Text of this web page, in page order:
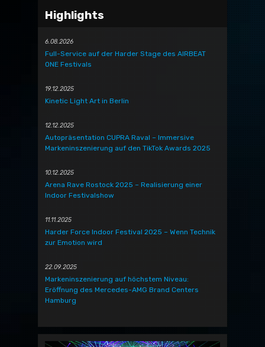
Highlights
6.08.2026
Full-Service auf der Harder Stage des AIRBEAT
ONE Festivals
19.12.2025
Kinetic Light Art in Berlin
12.12.2025
Autopräsentation CUPRA Raval – Immersive
Markeninszenierung auf den TikTok Awards 2025
10.12.2025
Arena Rave Rostock 2025 – Realisierung einer
Indoor Festivalshow
11.11.2025
Harder Force Indoor Festival 2025 – Wenn Technik
zur Emotion wird
22.09.2025
Markeninszenierung auf höchstem Niveau:
Eröffnung des Mercedes-AMG Brand Centers
Hamburg